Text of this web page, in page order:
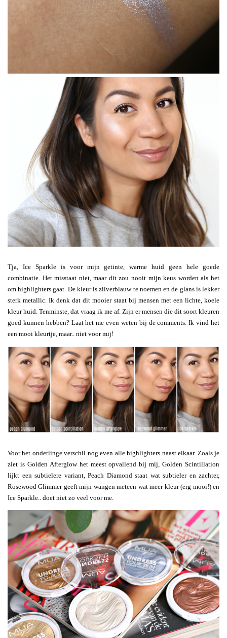
Tja, Ice Sparkle is voor mijn getinte, warme huid geen hele goede
combinatie. Het misstaat niet, maar dit zou nooit mijn keus worden als het
om highlighters gaat. De kleur is zilverblauw te noemen en de glans is lekker
sterk metallic. Ik denk dat dit mooier staat bij mensen met een lichte, koele
kleur huid. Tenminste, dat vraag ik me af. Zijn er mensen die dit soort kleuren
goed kunnen hebben? Laat het me even weten bij de comments. Ik vind het
een mooi kleurtje, maar.. niet voor mij!
Voor het onderlinge verschil nog even alle highlighters naast elkaar. Zoals je
ziet is Golden Afterglow het meest opvallend bij mij, Golden Scintillation
lijkt een subtielere variant, Peach Diamond staat wat subtieler en zachter,
Rosewood Glimmer geeft mijn wangen meteen wat meer kleur (erg mooi!) en
Ice Sparkle.. doet niet zo veel voor me.